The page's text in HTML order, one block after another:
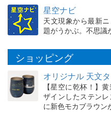
星空ナビ
天文現象から最新
題がうかぶ。不思議
ショッピング
オリジナル 天文
【星空に乾杯！】
ザインしたステン
に新色モカブラウン